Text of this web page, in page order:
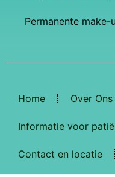
Permanente make-
Home Over Ons
Informatie voor
Contact en locatie